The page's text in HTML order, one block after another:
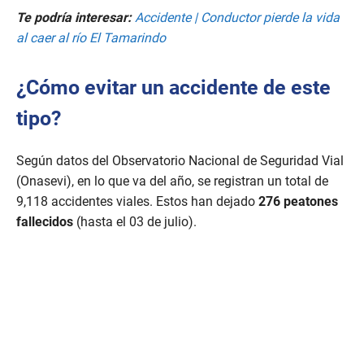
Te podría interesar: Accidente | Conductor pierde la vida
al caer al río El Tamarindo
¿Cómo evitar un accidente de este
tipo?
Según datos del Observatorio Nacional de Seguridad Vial
(Onasevi), en lo que va del año, se registran un total de
9,118 accidentes viales. Estos han dejado 276 peatones
fallecidos (hasta el 03 de julio).